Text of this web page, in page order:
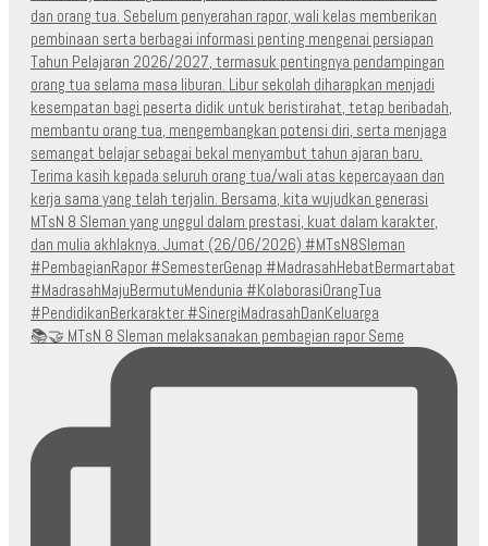
📚🤝 MTsN 8 Sleman melaksanakan pembagian rapor Seme